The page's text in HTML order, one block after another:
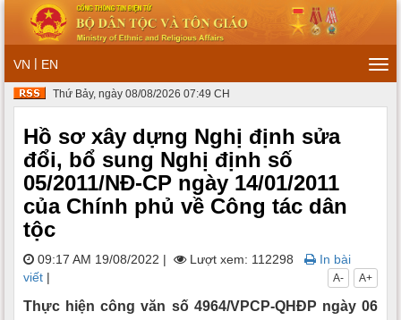
VN | EN
Thứ Bảy, ngày 08/08/2026 07:49 CH
Hồ sơ xây dựng Nghị định sửa
đổi, bổ sung Nghị định số
05/2011/NĐ-CP ngày 14/01/2011
của Chính phủ về Công tác dân
tộc
09:17 AM 19/08/2022 | Lượt xem: 112298
In bài
viết | A+
A-
Thực hiện công văn số 4964/VPCP-QHĐP ngày 06